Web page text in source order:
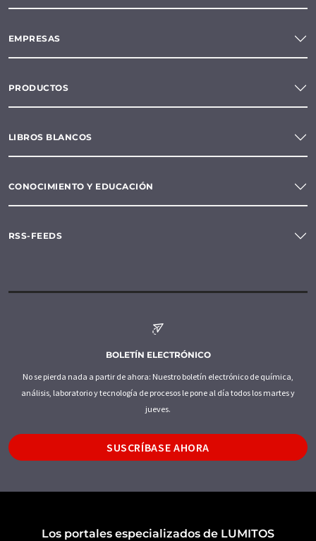
EMPRESAS
PRODUCTOS
LIBROS BLANCOS
CONOCIMIENTO Y EDUCACIÓN
RSS-FEEDS
BOLETÍN ELECTRÓNICO
No se pierda nada a partir de ahora: Nuestro boletín electrónico de química,
análisis, laboratorio y tecnología de procesos le pone al día todos los martes y
jueves.
SUSCRÍBASE AHORA
Los portales especializados de LUMITOS